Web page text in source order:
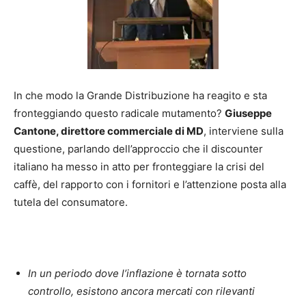
In che modo la Grande Distribuzione ha reagito e sta
fronteggiando questo radicale mutamento? Giuseppe
Cantone, direttore commerciale di MD, interviene sulla
questione, parlando dell’approccio che il discounter
italiano ha messo in atto per fronteggiare la crisi del
caffè, del rapporto con i fornitori e l’attenzione posta alla
tutela del consumatore.
In un periodo dove l’inflazione è tornata sotto
controllo, esistono ancora mercati con rilevanti